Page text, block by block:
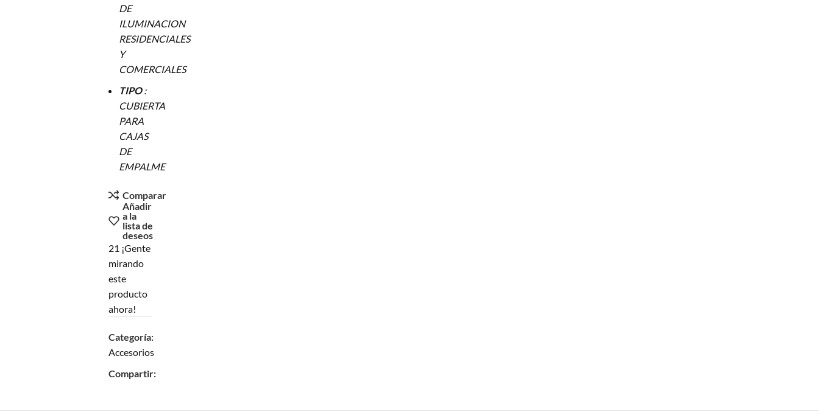
DE
ILUMINACION
RESIDENCIALES
Y
COMERCIALES
TIPO:
CUBIERTA
PARA
CAJAS
DE
EMPALME
Comparar
Añadir
a la
lista de
deseos
21 ¡Gente
mirando
este
producto
ahora!
Categoría:
Accesorios
Compartir: